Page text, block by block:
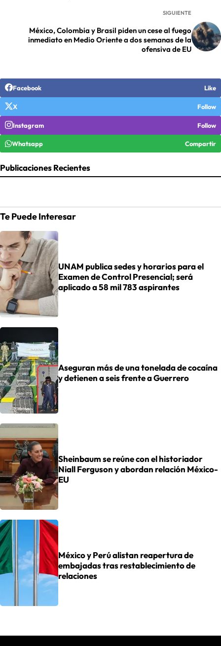
SIGUIENTE
México, Colombia y Brasil piden un cese al fuego
inmediato en Medio Oriente a dos semanas de la
ofensiva de EU
Facebook Like
X Follow
Instagram Follow
Whatsapp Compartir
Publicaciones Recientes
Te Puede Interesar
UNAM publica sedes y horarios para el
Examen de Control Presencial; será
aplicado a 58 mil 783 aspirantes
Aseguran más de una tonelada de cocaína
y detienen a seis frente a Guerrero
Sheinbaum se reúne con el historiador
Niall Ferguson y abordan relación México-
EU
México y Perú alistan reapertura de
embajadas tras restablecimiento de
relaciones